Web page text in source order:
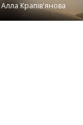
Алла Крапів'янова